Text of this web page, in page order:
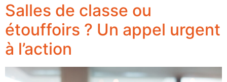
Salles de classe ou
étouffoirs ? Un appel urgent
à l’action